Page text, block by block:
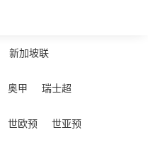
新加坡联
奥甲 瑞士超
世欧预 世亚预